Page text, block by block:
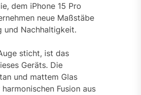
dem iPhone 15 Pro
neue Maßstäbe
und Nachhaltigkeit.
sticht, ist das
Geräts. Die
und mattem Glas
Fusion aus